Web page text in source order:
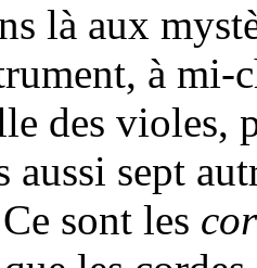
là aux
à mi-
des violes,
aussi sept
sont les